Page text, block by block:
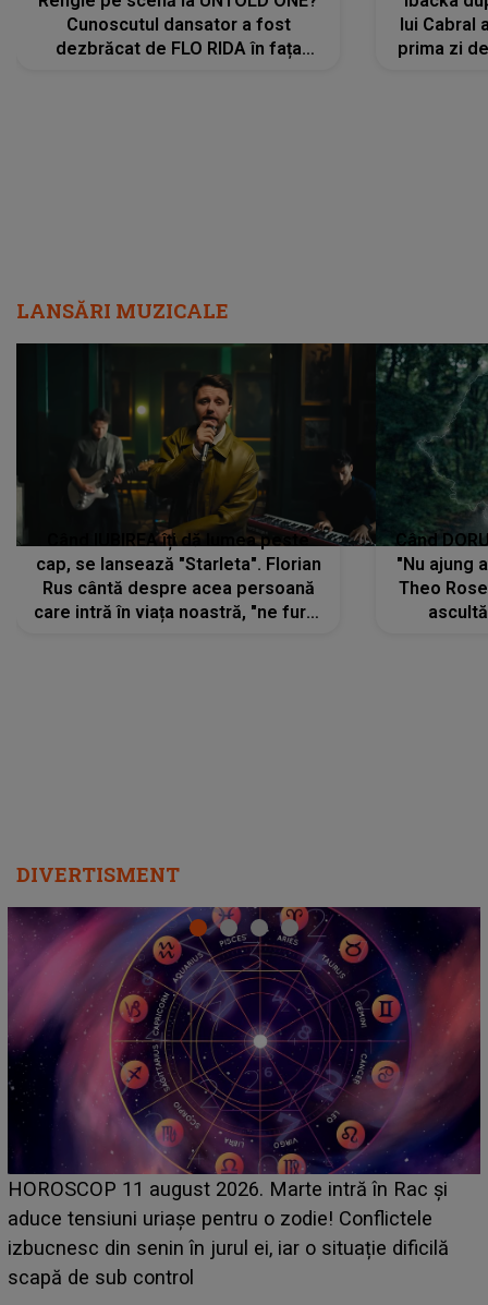
Cunoscutul dansator a fost
dezbrăcat de FLO RIDA în fața
lui Cabral
prima zi
LANSĂRI MUZICALE
Când IUBIREA îți dă lumea peste
cap, se lansează "Starleta". Florian
Rus cântă despre acea persoană
care intră în viața noastră, "ne fură"
Când
"Nu ajung
Theo
DIVERTISMENT
intră în Rac și
Conflictele
o situație dificilă
HOROSCOP de weekend, 8-9
care riscă să rămână fără bani. O
grabă îi aduce pierderi
planurile peste cap